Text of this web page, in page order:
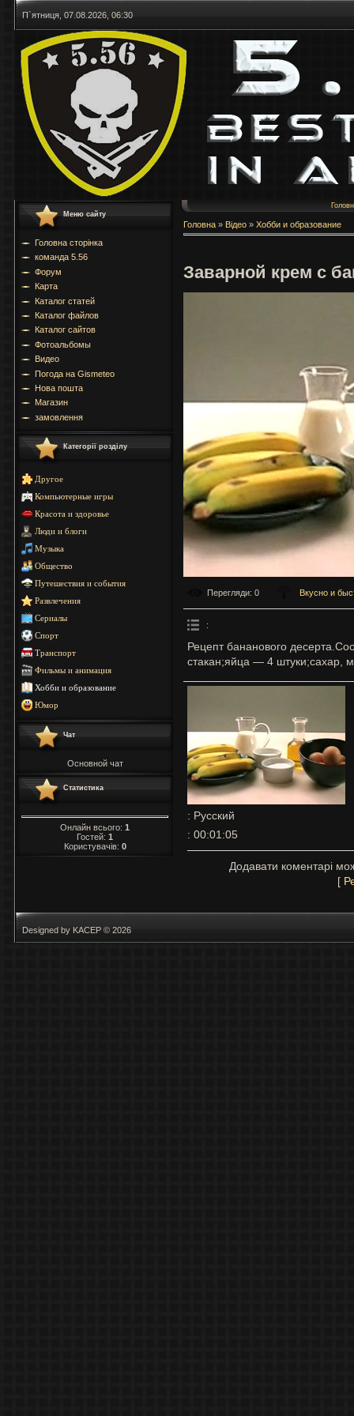
П`ятниця, 07.08.2026, 06:30
Меню сайту
Головна сторінка
команда 5.56
Форум
Карта
Каталог статей
Каталог файлов
Каталог сайтов
Фотоальбомы
Видео
Погода на Gismeteo
Нова пошта
Магазин
замовлення
Категорії розділу
Другое
Компьютерные игры
Красота и здоровье
Люди и блоги
Музыка
Общество
Путешествия и события
Развлечения
Сериалы
Спорт
Транспорт
Фильмы и анимация
Хобби и образование
Юмор
Чат
Основной чат
Статистика
Онлайн всього: 1
Гостей: 1
Користувачів: 0
Головна » Відео » Хобби и образование
Заварной крем с
Перегляди: 0 Вкусно и
:
Рецепт бананового
стакан;яйца — 4 штуки;сахар,
: Русский
: 00:01:05
Додавати коментарі
[
Designed by KACEP © 2026